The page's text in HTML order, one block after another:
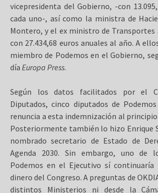
vicepresidenta del Gobierno, -con
cada uno-, así como la ministra de
Montero, y el ex ministro de Transportes
con 27.434,68 euros anuales al año. A
miembro de Podemos en el Gobierno,
día Europa Press.
Según los datos facilitados por el
Diputados, cinco diputados de
renuncia a esta indemnización al
Posteriormente también lo hizo Enrique
nombrado secretario de Estado de
Agenda 2030. Sin embargo, uno de
Podemos en el Ejecutivo sí continuaría
dinero del Congreso. A preguntas de
distintos Ministerios ni desde la